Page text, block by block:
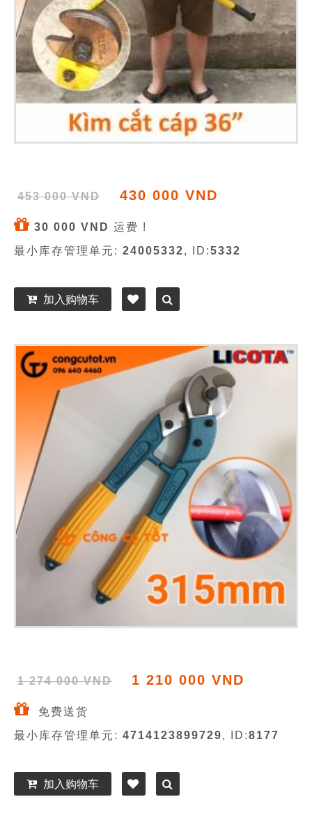
453 000 VND 430 000 VND
30 000 VND 运费 !
最小库存管理单元: 24005332, ID:5332
加入购物车
1 274 000 VND 1 210 000 VND
免费送货
最小库存管理单元: 4714123899729, ID:8177
加入购物车